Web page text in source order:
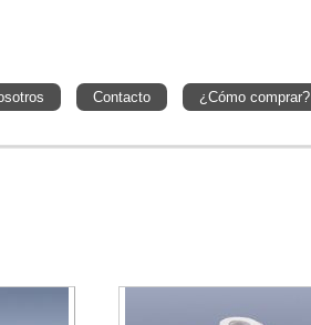
Contacto ¿Cómo comprar?